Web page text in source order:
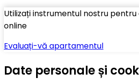
Utilizați instrumentul nostru
online
Evaluați-vă apartamentul
Date personale și